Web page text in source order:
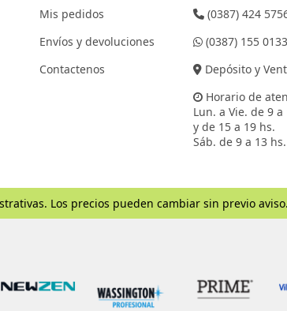
Mis pedidos
Envíos y devoluciones
Contactenos
(0387) 424
(0387) 155
Depósito y
Horario de
Lun. a Vie. de 9 a
y de 15 a 19 hs.
Sáb. de 9 a 13 hs.
Los precios pueden cambiar sin previo